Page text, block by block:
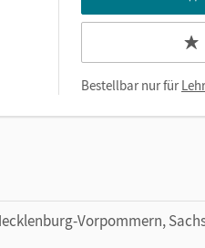
Bestellbar nur für
Vorpommern,